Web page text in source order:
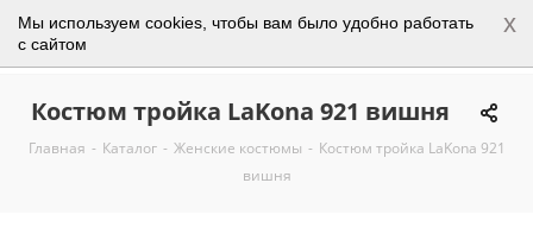
Мы используем cookies, чтобы вам было удобно работать
с сайтом
x
0
Костюм тройка LaKona 921 вишня
Главная - Каталог - Женские костюмы - Костюм тройка LaKona 921
вишня